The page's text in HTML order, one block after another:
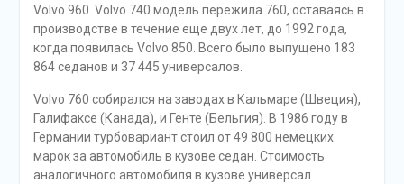
Volvo 960. Volvo 740 модель пережила 760, оставаясь в
производстве в течение еще двух лет, до 1992 года,
когда появилась Volvo 850. Всего было выпущено 183
864 седанов и 37 445 универсалов.
Volvo 760 собирался на заводах в Кальмаре (Швеция),
Галифаксе (Канада), и Генте (Бельгия). В 1986 году в
Германии турбовариант стоил от 49 800 немецких
марок за автомобиль в кузове седан. Стоимость
аналогичного автомобиля в кузове универсал